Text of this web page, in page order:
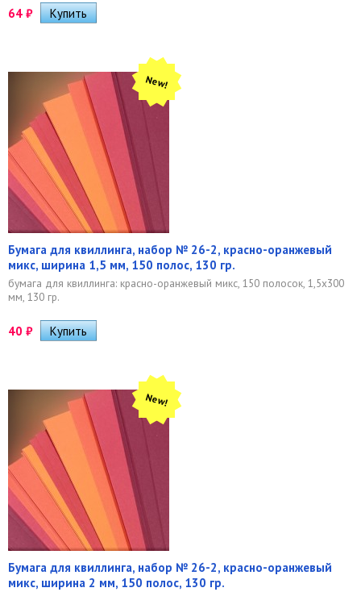
64 ₽
New!
Бумага для квиллинга, набор № 26-2, красно-оранжевый
микс, ширина 1,5 мм, 150 полос, 130 гр.
бумага для квиллинга: красно-оранжевый микс, 150 полосок, 1,5х300
мм, 130 гр.
40 ₽
New!
Бумага для квиллинга, набор № 26-2, красно-оранжевый
микс, ширина 2 мм, 150 полос, 130 гр.